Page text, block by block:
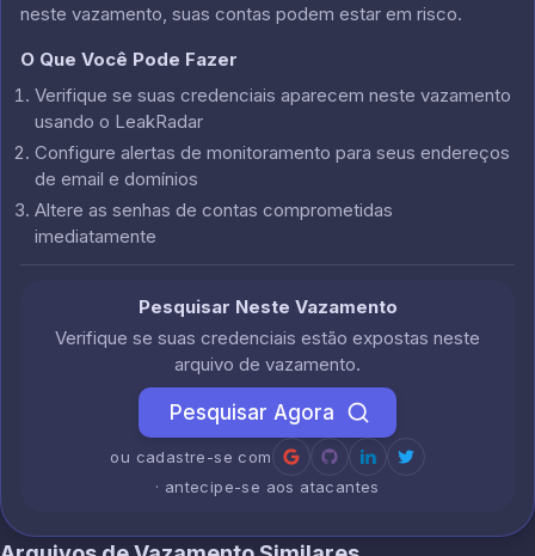
neste vazamento, suas contas podem estar em risco.
O Que Você Pode Fazer
Verifique se suas credenciais aparecem neste vazamento
usando o LeakRadar
Configure alertas de monitoramento para seus endereços
de email e domínios
Altere as senhas de contas comprometidas
imediatamente
Pesquisar Neste Vazamento
Verifique se suas credenciais estão expostas neste
arquivo de vazamento.
Pesquisar Agora
ou cadastre-se com
· antecipe-se aos atacantes